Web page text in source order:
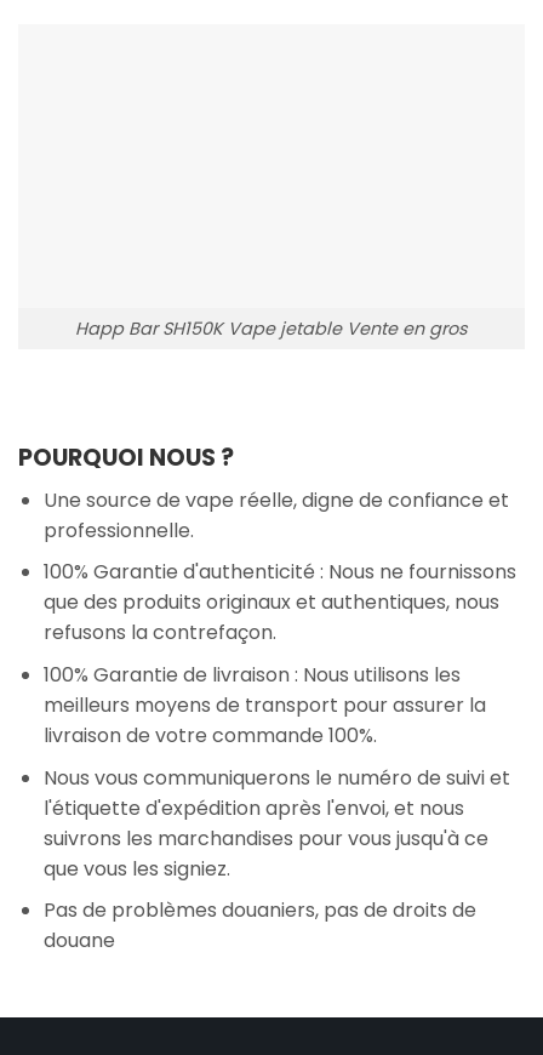
Happ Bar SH150K Vape jetable Vente en gros
POURQUOI NOUS ?
Une source de vape réelle, digne de confiance et
professionnelle.
100% Garantie d'authenticité : Nous ne fournissons
que des produits originaux et authentiques, nous
refusons la contrefaçon.
100% Garantie de livraison : Nous utilisons les
meilleurs moyens de transport pour assurer la
livraison de votre commande 100%.
Nous vous communiquerons le numéro de suivi et
l'étiquette d'expédition après l'envoi, et nous
suivrons les marchandises pour vous jusqu'à ce
que vous les signiez.
Pas de problèmes douaniers, pas de droits de
douane